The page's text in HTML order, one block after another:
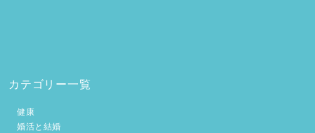
カテゴリー一覧
健康
婚活と結婚